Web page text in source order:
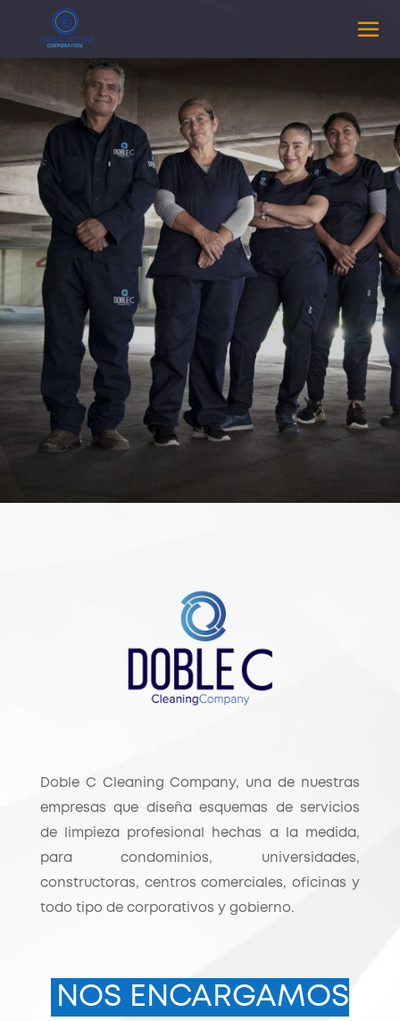
Doble C Cleaning Company,
una de nuestras
empresas que diseña esquemas de servicios
de limpieza profesional hechas a la medida,
para condominios, universidades,
constructoras, centros comerciales, oficinas y
todo tipo de corporativos y gobierno.
NOS ENCARGAMOS